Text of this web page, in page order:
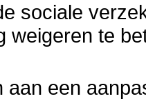
sociale
weigeren te
aan een